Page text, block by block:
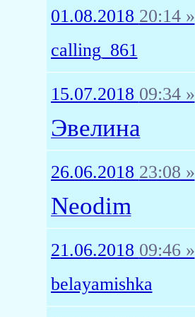
01.08.2018 20:14 »
calling_861
15.07.2018 09:34 »
Эвелина
26.06.2018 23:08 »
Neodim
21.06.2018 09:46 »
belayamishka